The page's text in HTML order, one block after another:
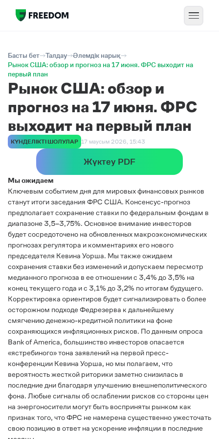
Басты бет Талдау
Әлемдік нарық
Рынок США: обзор и прогноз на 17 июня. ФРС выходит на
первый план
Рынок США: обзор и
прогноз на 17 июня. ФРС
выходит на первый план
КҮНДЕЛІКТІ ШОЛУЛАР 17 маусым 2026, 15:43
Жүктеу PDF
Мы ожидаем
Ключевым событием дня для мировых финансовых рынков
станут итоги заседания ФРС США. Консенсус-прогноз
предполагает сохранение ставки по федеральным фондам в
диапазоне 3,5–3,75%. Основное внимание инвесторов
будет сосредоточено на обновленных макроэкономических
прогнозах регулятора и комментариях его нового
председателя Кевина Уорша. Мы также ожидаем
сохранения ставки без изменений и допускаем пересмотр
медианного прогноза в ее отношении с 3,4% до 3,5% на
конец текущего года и с 3,1% до 3,2% по итогам будущего.
Корректировка ориентиров будет сигнализировать о более
осторожном подходе Федрезерва к дальнейшему
смягчению денежно-кредитной политики на фоне
сохраняющихся инфляционных рисков. По данным опроса
Bankof America, большинство инвесторов опасается
«ястребиного» тона заявлений на первой пресс-
конференции Кевина Уорша, но мы полагаем, что
вероятность жесткой риторики заметно снизилась в
последние дни благодаря улучшению внешнеполитического
фона. Любые сигналы об ослаблении рисков со стороны цен
на энергоносители могут быть восприняты рынком как
признак того, что ФРС не намерена существенно ужесточать
свою позицию в ответ на ускорение инфляции в последние